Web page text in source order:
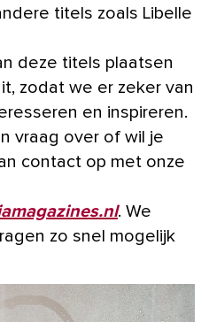
titels zoals Libelle
deze titels plaatsen
zodat we er zeker van
en inspireren.
vraag over of wil je
contact op met onze
. We
zo snel mogelijk